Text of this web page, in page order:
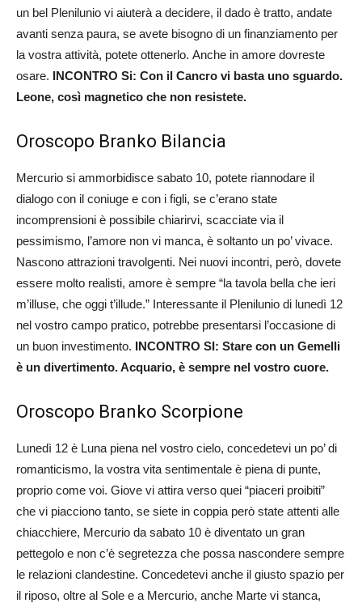
un bel Plenilunio vi aiuterà a decidere, il dado è tratto, andate
avanti senza paura, se avete bisogno di un finanziamento per
la vostra attività, potete ottenerlo. Anche in amore dovreste
osare. INCONTRO Si: Con il Cancro vi basta uno sguardo.
Leone, così magnetico che non resistete.
Oroscopo Branko Bilancia
Mercurio si ammorbidisce sabato 10, potete riannodare il
dialogo con il coniuge e con i figli, se c’erano state
incomprensioni è possibile chiarirvi, scacciate via il
pessimismo, l’amore non vi manca, è soltanto un po’ vivace.
Nascono attrazioni travolgenti. Nei nuovi incontri, però, dovete
essere molto realisti, amore è sempre “la tavola bella che ieri
m’illuse, che oggi t’illude.” Interessante il Plenilunio di lunedì 12
nel vostro campo pratico, potrebbe presentarsi l’occasione di
un buon investimento. INCONTRO SI: Stare con un Gemelli
è un divertimento. Acquario, è sempre nel vostro cuore.
Oroscopo Branko Scorpione
Lunedì 12 è Luna piena nel vostro cielo, concedetevi un po’ di
romanticismo, la vostra vita sentimentale è piena di punte,
proprio come voi. Giove vi attira verso quei “piaceri proibiti”
che vi piacciono tanto, se siete in coppia però state attenti alle
chiacchiere, Mercurio da sabato 10 è diventato un gran
pettegolo e non c’è segretezza che possa nascondere sempre
le relazioni clandestine. Concedetevi anche il giusto spazio per
il riposo, oltre al Sole e a Mercurio, anche Marte vi stanca,